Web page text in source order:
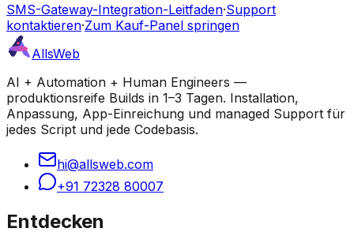
SMS-Gateway-Integration-Leitfaden·Support
kontaktieren·Zum Kauf-Panel springen
AllsWeb
AI + Automation + Human Engineers —
produktionsreife Builds in 1–3 Tagen. Installation,
Anpassung, App-Einreichung und managed Support für
jedes Script und jede Codebasis.
hi@allsweb.com
+91 72328 80007
Entdecken